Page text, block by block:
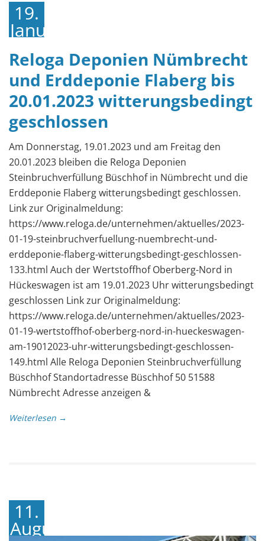
19.
Januar
2023
Reloga Deponien Nümbrecht
und Erddeponie Flaberg bis
20.01.2023 witterungsbedingt
geschlossen
Am Donnerstag, 19.01.2023 und am Freitag den
20.01.2023 bleiben die Reloga Deponien
Steinbruchverfüllung Büschhof in Nümbrecht und die
Erddeponie Flaberg witterungsbedingt geschlossen.
Link zur Originalmeldung:
https://www.reloga.de/unternehmen/aktuelles/2023-
01-19-steinbruchverfuellung-nuembrecht-und-
erddeponie-flaberg-witterungsbedingt-geschlossen-
133.html Auch der Wertstoffhof Oberberg-Nord in
Hückeswagen ist am 19.01.2023 Uhr witterungsbedingt
geschlossen Link zur Originalmeldung:
https://www.reloga.de/unternehmen/aktuelles/2023-
01-19-wertstoffhof-oberberg-nord-in-hueckeswagen-
am-19012023-uhr-witterungsbedingt-geschlossen-
149.html Alle Reloga Deponien Steinbruchverfüllung
Büschhof Standortadresse Büschhof 50 51588
Nümbrecht Adresse anzeigen &
Weiterlesen →
11.
August